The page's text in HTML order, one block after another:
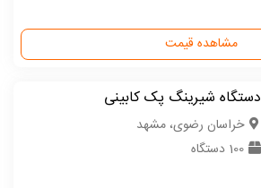
مشاهده قیمت
دستگاه شیرینگ پک کابینی
خراسان رضوی، مشهد
100 دستگاه